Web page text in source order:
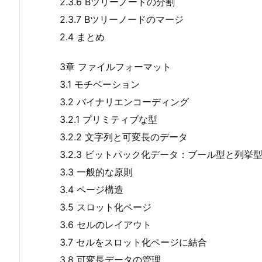
2.3.7 Bツリーノードのマージ
2.4 まとめ
3章 ファイルフォーマット
3.1 モチベーション
3.2 バイナリエンコーディング
3.2.1 プリミティブな型
3.2.2 文字列と可変長のデータ
3.2.3 ビットパック化データ：ブール型と列挙
3.3 一般的な原則
3.4 ページ構造
3.5 スロット化ページ
3.6 セルのレイアウト
3.7 セルをスロット化ページに結合
3.8 可変長データの管理